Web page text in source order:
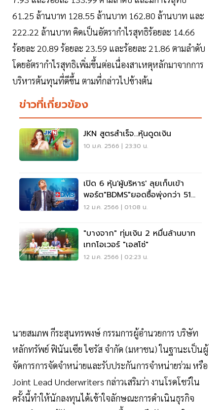
61.25 ล้านบาท 128.55 ล้านบาท 162.80 ล้านบาท และ
222.22 ล้านบาท คิดเป็นอัตรากำไรสุทธิร้อยละ 14.66
ร้อยละ 20.89 ร้อยละ 23.59 และร้อยละ 21.86 ตามลำดับ
โดยอัตรากำไรสุทธิเพิ่มขึ้นต่อเนื่องสาเหตุหลักมาจากการ
บริหารต้นทุนที่ดีขึ้น ตามที่กล่าวไปข้างต้น
ข่าวที่เกี่ยวข้อง
JKN สูตรสำเร็จ...หุ้นดูดเงิน
10 ม.ค. 2566 | 23:30 น.
เปิด 6 หุ้น'ผู้บริหาร' ลุยเก็บเข้า
พอร์ต"BDMS"ยอดซื้อพุ่งกว่า 51
ล้าน
12 ม.ค. 2566 | 01:08 น.
"บางจาก" ทุ่มเงิน 2 หมื่นล้านบาท
เทกโอเวอร์ "เอสโซ่"
12 ม.ค. 2566 | 02:23 น.
นายสมภพ กีระสุนทรพงษ์ กรรมการผู้อำนวยการ บริษัท
หลักทรัพย์ ฟินันเซีย ไซรัส จำกัด (มหาชน) ในฐานะเป็นผู้
จัดการการจัดจำหน่ายและรับประกันการจำหน่ายร่วม หรือ
Joint Lead Underwriters กล่าวเสริมว่า งานโรดโชว์ใน
ครั้งนี้ทำให้นักลงทุนได้เข้าใจลักษณะการดำเนินธุรกิจ